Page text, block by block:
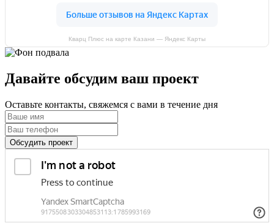
Кварц Плюс на карте Казани — Яндекс Карты
Давайте обсудим ваш проект
Оставьте контакты, свяжемся с вами в течение дня
Обсудить проект